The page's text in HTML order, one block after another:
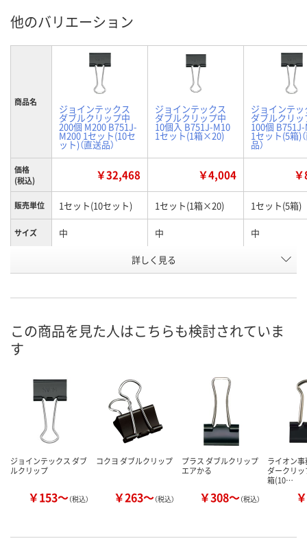
他のバリエーション
商品名
ジョインテックス
ダブルクリップ中
200個 M200 B751J-
M200 1セット(10セ
ット)（直送品）
ジョインテックス
ダブルクリップ中
10個入 B751J-M10
1セット(1箱×20)
ジョインテッ
ダブルクリッ
100個
1セット(5箱)
品）
価格
(税込)
￥32,468 ￥4,004
販売単位 1セット(10セット) 1セット(1箱×20) 1セット(5箱)
サイズ 中 中 中
HK53970 KK93289
カゴへ カゴへ カ
詳しく見る
この商品を見た人はこちらも検討されていま
す
ジョインテックス ダブ
ルクリップ
￥153～（税込）
コクヨ ダブルクリップ
￥263～（税込）
プラス ダブルクリップ
エアかる
￥308～（税込）
ライオン
ダークリ
箱(10…